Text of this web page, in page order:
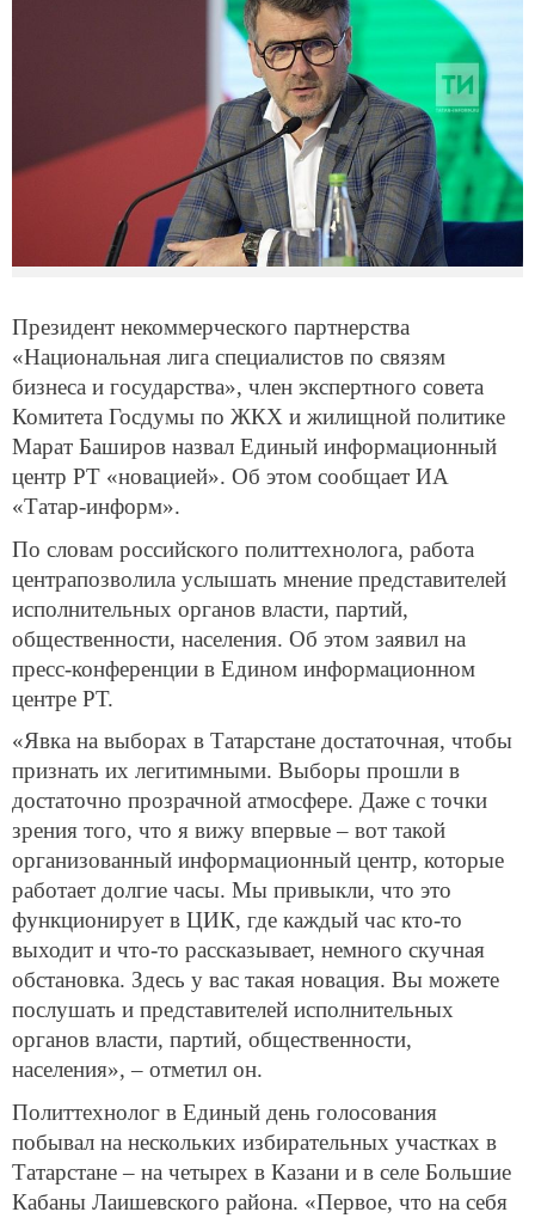
Президент некоммерческого партнерства
«Национальная лига специалистов по связям
бизнеса и государства», член экспертного совета
Комитета Госдумы по ЖКХ и жилищной политике
Марат Баширов назвал Единый информационный
центр РТ «новацией». Об этом сообщает ИА
«Татар-информ».
По словам российского политтехнолога, работа
центрапозволила услышать мнение представителей
исполнительных органов власти, партий,
общественности, населения. Об этом заявил на
пресс-конференции в Едином информационном
центре РТ.
«Явка на выборах в Татарстане достаточная, чтобы
признать их легитимными. Выборы прошли в
достаточно прозрачной атмосфере. Даже с точки
зрения того, что я вижу впервые – вот такой
организованный информационный центр, которые
работает долгие часы. Мы привыкли, что это
функционирует в ЦИК, где каждый час кто-то
выходит и что-то рассказывает, немного скучная
обстановка. Здесь у вас такая новация. Вы можете
послушать и представителей исполнительных
органов власти, партий, общественности,
населения», – отметил он.
Политтехнолог в Единый день голосования
побывал на нескольких избирательных участках в
Татарстане – на четырех в Казани и в селе Большие
Кабаны Лаишевского района. «Первое, что на себя